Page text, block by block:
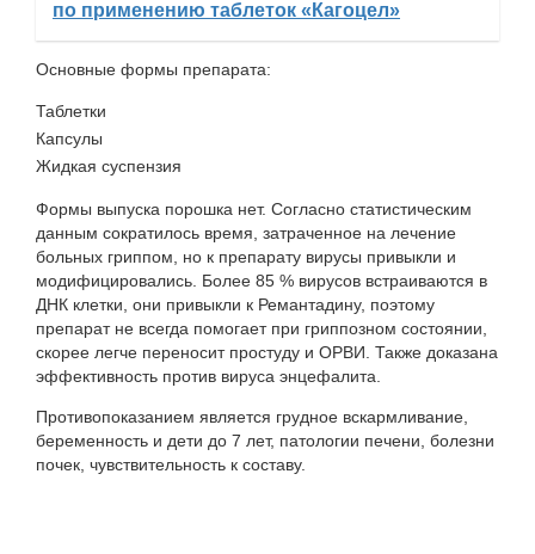
по применению таблеток «Кагоцел»
Основные формы препарата:
Таблетки
Капсулы
Жидкая суспензия
Формы выпуска порошка нет. Согласно статистическим
данным сократилось время, затраченное на лечение
больных гриппом, но к препарату вирусы привыкли и
модифицировались. Более 85 % вирусов встраиваются в
ДНК клетки, они привыкли к Ремантадину, поэтому
препарат не всегда помогает при гриппозном состоянии,
скорее легче переносит простуду и ОРВИ. Также доказана
эффективность против вируса энцефалита.
Противопоказанием является грудное вскармливание,
беременность и дети до 7 лет, патологии печени, болезни
почек, чувствительность к составу.